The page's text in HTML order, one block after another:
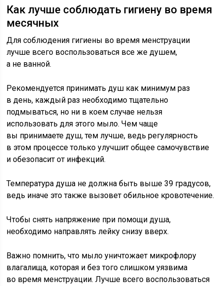
Как лучше соблюдать гигиену во время
месячных
Для соблюдения гигиены во время менструации
лучше всего воспользоваться все же душем,
а не ванной.
Рекомендуется принимать душ как минимум раз
в день, каждый раз необходимо тщательно
подмываться, но ни в коем случае нельзя
использовать для этого мыло. Чем чаще
вы принимаете душ, тем лучше, ведь регулярность
в этом процессе только улучшит общее самочувствие
и обезопасит от инфекций.
Температура душа не должна быть выше 39 градусов,
ведь иначе это также вызовет обильное кровотечение.
Чтобы снять напряжение при помощи душа,
необходимо направлять лейку снизу вверх.
Важно помнить, что мыло уничтожает микрофлору
влагалища, которая и без того слишком уязвима
во время менструации. Лучше всего воспользоваться